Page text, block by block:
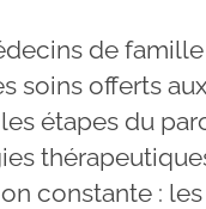
de
soins offerts
étapes du
constante :